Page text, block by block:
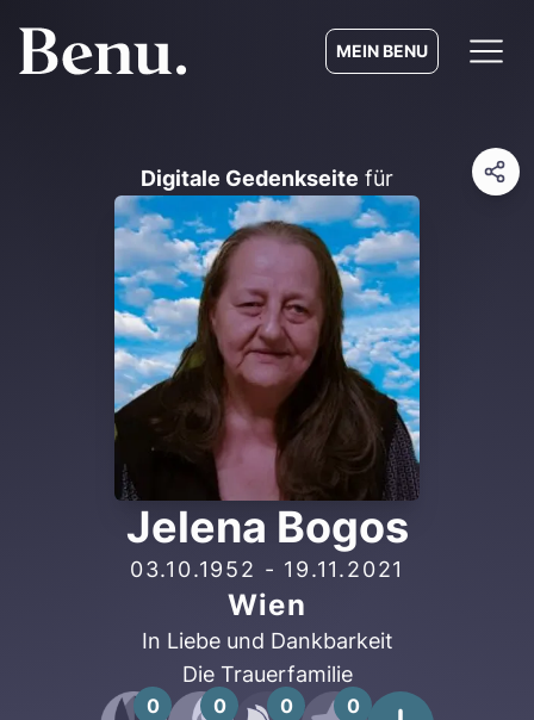
MEIN BENU
Digitale Gedenkseite für
Jelena Bogos
03.10.1952 - 19.11.2021
Wien
In Liebe und Dankbarkeit
Die Trauerfamilie
0 0 0 0